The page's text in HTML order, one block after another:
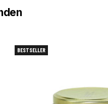
BESTSELLER